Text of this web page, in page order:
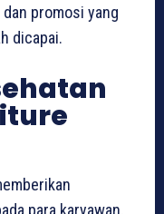
promosi yang
dicapai.
para karyawan.